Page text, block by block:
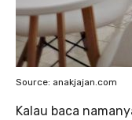
Source: anakjajan.com
Kalau baca